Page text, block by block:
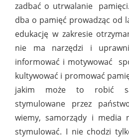
zadbać o utrwalanie
dba o pamięć prowadząc od
edukację w zakresie
nie ma narzędzi i
informować i motywować
kultywować i promować
jakim może to robić
stymulowane przez
wiemy, samorządy i media
stymulować. I nie chodzi